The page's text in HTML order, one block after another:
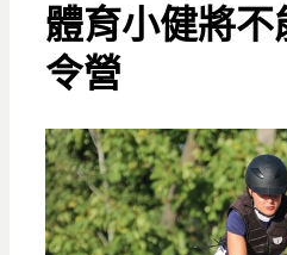
體育小健將不
令營